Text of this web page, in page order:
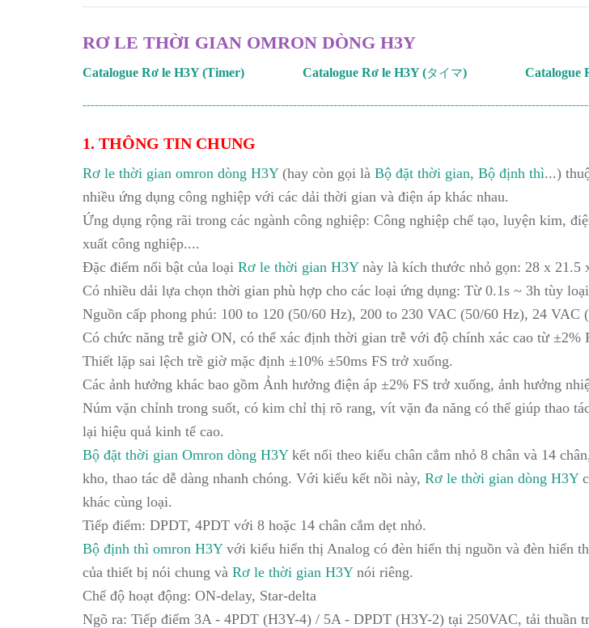
RƠ LE THỜI GIAN OMRON DÒNG H3Y
Catalogue Rơ le H3Y (Timer) Catalogue Rơ le H3Y (タイマ) Catalogue
1. THÔNG TIN CHUNG
Rơ le thời gian omron dòng H3Y(hay còn gọi là Bộ đặt thời gian, Bộ định thì...)
nhiều ứng dụng công nghiệp với các dải thời gian và điện áp khác nhau.
Ứng dụng rộng rãi trong các ngành công nghiệp: Công nghiệp chế tạo, luyện kim,
xuất công nghiệp....
Đặc điểm nổi bật của loại Rơ le thời gian H3Y này là kích thước nhỏ gọn: 28 x 21.5
Có nhiều dải lựa chọn thời gian phù hợp cho các loại ứng dụng: Từ 0.1s ~ 3h tùy
Nguồn cấp phong phú: 100 to 120 (50/60 Hz), 200 to 230 VAC (50/60 Hz), 24
Có chức năng trễ giờ ON, có thể xác định thời gian trễ với độ chính xác cao từ ±2%
Thiết lặp sai lệch trề giờ mặc định ±10% ±50ms FS trở xuống.
Các ảnh hưởng khác bao gồm Ảnh hưởng điện áp ±2% FS trở xuống, ảnh hưởng
Núm vặn chỉnh trong suốt, có kim chỉ thị rõ rang, vít vặn đa năng có thể giúp thao
lại hiệu quả kinh tế cao.
Bộ đặt thời gian Omron dòng H3Ykết nối theo kiểu chân cắm nhỏ 8 chân và 14
kho, thao tác dễ dàng nhanh chóng. Với kiểu kết nồi này, Rơ le thời gian dòng H3Y
khác cùng loại.
Tiếp điểm: DPDT, 4PDT với 8 hoặc 14 chân cắm dẹt nhỏ.
Bộ định thì omron H3Yvới kiểu hiển thị Analog có đèn hiển thị nguồn và đèn hiển
của thiết bị nói chung và Rơ le thời gian H3Ynói riêng.
Chế độ hoạt động: ON-delay, Star-delta
Ngõ ra: Tiếp điểm 3A - 4PDT (H3Y-4) / 5A - DPDT (H3Y-2) tại 250VAC, tải thuần